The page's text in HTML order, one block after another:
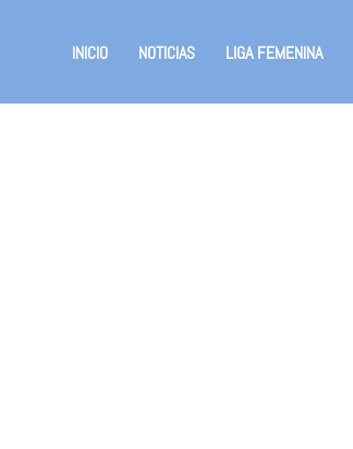
INICIO NOTICIAS LIGA FEMENINA